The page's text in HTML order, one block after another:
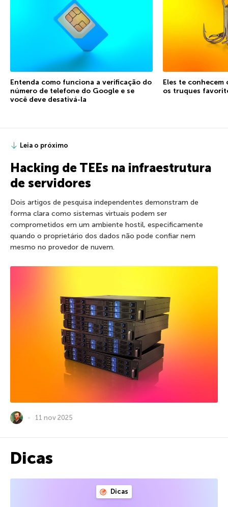
Entenda como funciona a verificação do
número de telefone do Google e se
você deve desativá-la
Eles te conhecem
os truques
Leia o próximo
Hacking de TEEs na infraestrutura
de servidores
Dois artigos de pesquisa independentes demonstram de
forma clara como sistemas virtuais podem ser
comprometidos em um ambiente hostil, especificamente
quando o proprietário dos dados não pode confiar nem
mesmo no provedor de nuvem.
11 nov 2025
Dicas
Dicas